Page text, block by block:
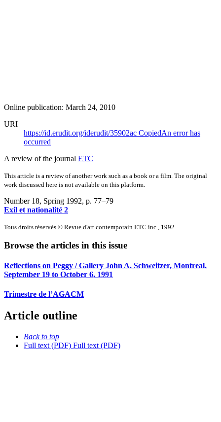
Online publication: March 24, 2010
URI
https://id.erudit.org/iderudit/35902ac CopiedAn error has
occurred
A review of the journal ETC
This article is a review of another work such as a book or a film. The original
work discussed here is not available on this platform.
Number 18, Spring 1992, p. 77–79
Exil et nationalité 2
Tous droits réservés © Revue d'art contemporain ETC inc., 1992
Browse the articles in this issue
Reflections on Peggy / Gallery John A. Schweitzer, Montreal.
September 19 to October 6, 1991
Trimestre de l’AGACM
Article outline
Back to top
Full text (PDF) Full text (PDF)